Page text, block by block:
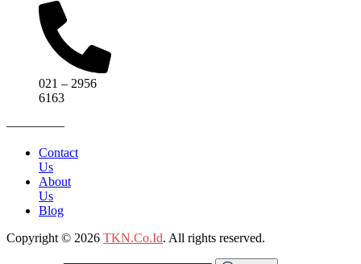
021 – 2956
6163
————–
Contact
Us
About
Us
Blog
Copyright © 2026 TKN.Co.Id. All rights reserved.